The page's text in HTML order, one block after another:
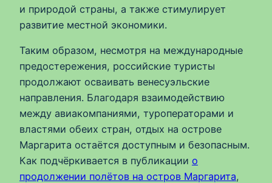
и природой страны, а также стимулирует
развитие местной экономики.
Таким образом, несмотря на международные
предостережения, российские туристы
продолжают осваивать венесуэльские
направления. Благодаря взаимодействию
между авиакомпаниями, туроператорами и
властями обеих стран, отдых на острове
Маргарита остаётся доступным и безопасным.
Как подчёркивается в публикации о
продолжении полётов на остров Маргарита,